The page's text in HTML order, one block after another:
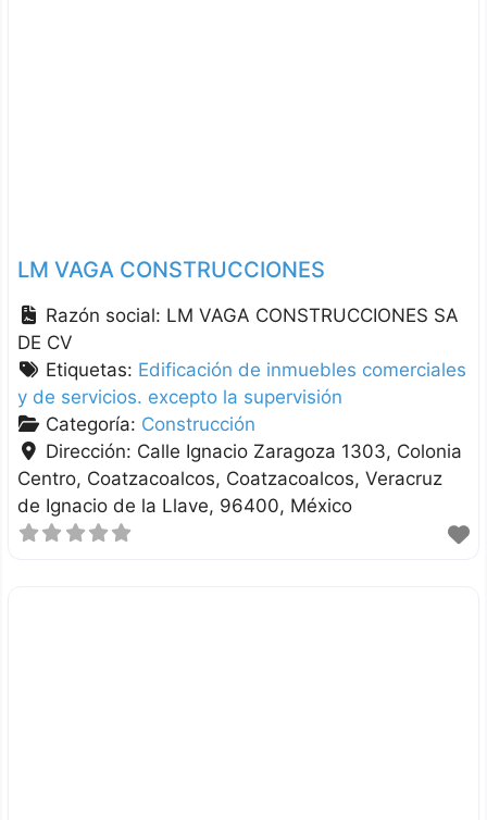
LM VAGA CONSTRUCCIONES
Razón social: LM VAGA CONSTRUCCIONES SA
DE CV
Etiquetas: Edificación de inmuebles comerciales
y de servicios. excepto la supervisión
Categoría: Construcción
Dirección: Calle Ignacio Zaragoza 1303, Colonia
Centro, Coatzacoalcos Coatzacoalcos Veracruz
de Ignacio de la Llave 96400 México